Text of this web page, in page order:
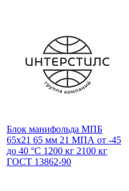
Блок манифольда МПБ
65x21 65 мм 21 МПА от -45
до 40 °С 1200 кг 2100 кг
ГОСТ 13862-90